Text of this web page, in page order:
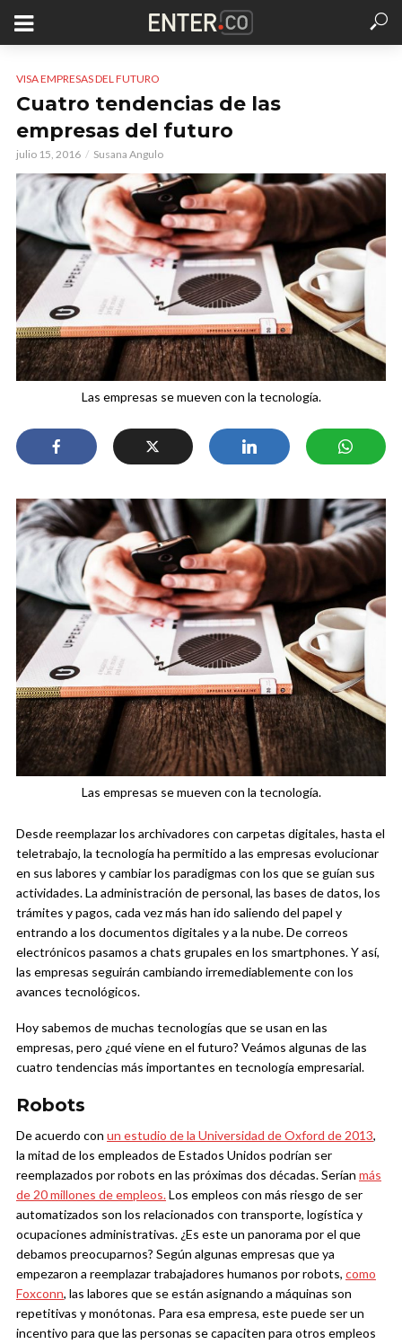
VISA EMPRESAS DEL FUTURO
Cuatro tendencias de las
empresas del futuro
julio 15, 2016 Susana Angulo
Las empresas se mueven con la tecnología.
Las empresas se mueven con la tecnología.
Desde reemplazar los archivadores con carpetas digitales, hasta el
teletrabajo, la tecnología ha permitido a las empresas evolucionar
en sus labores y cambiar los paradigmas con los que se guían sus
actividades. La administración de personal, las bases de datos, los
trámites y pagos, cada vez más han ido saliendo del papel y
entrando a los documentos digitales y a la nube. De correos
electrónicos pasamos a chats grupales en los smartphones. Y así,
las empresas seguirán cambiando irremediablemente con los
avances tecnológicos.
Hoy sabemos de muchas tecnologías que se usan en las
empresas, pero ¿qué viene en el futuro? Veámos algunas de las
cuatro tendencias más importantes en tecnología empresarial.
Robots
De acuerdo con un estudio de la Universidad de Oxford de 2013,
la mitad de los empleados de Estados Unidos podrían ser
reemplazados por robots en las próximas dos décadas. Serían más
de 20 millones de empleos.Los empleos con más riesgo de ser
automatizados son los relacionados con transporte, logística y
ocupaciones administrativas.¿Es este un panorama por el que
debamos preocuparnos? Según algunas empresas que ya
empezaron a reemplazar trabajadores humanos por robots, como
Foxconn, las labores que se están asignando a máquinas son
repetitivas y monótonas. Para esa empresa, este puede ser un
incentivo para que las personas se capaciten para otros empleos